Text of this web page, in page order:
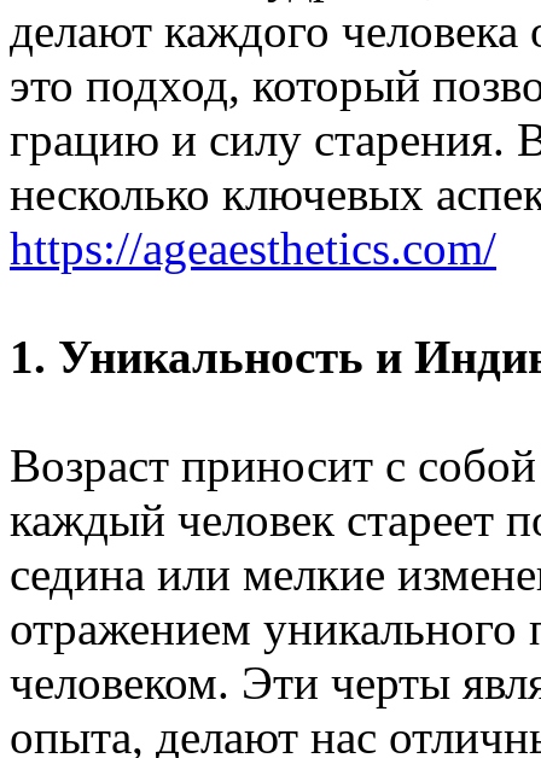
делают каждого
это подход, который
грацию и силу старения.
несколько ключевых
https://ageaesthetics.com/
1. Уникальность и
Возраст приносит с
каждый человек стареет
седина или мелкие
отражением
человеком. Эти черты
опыта, делают нас